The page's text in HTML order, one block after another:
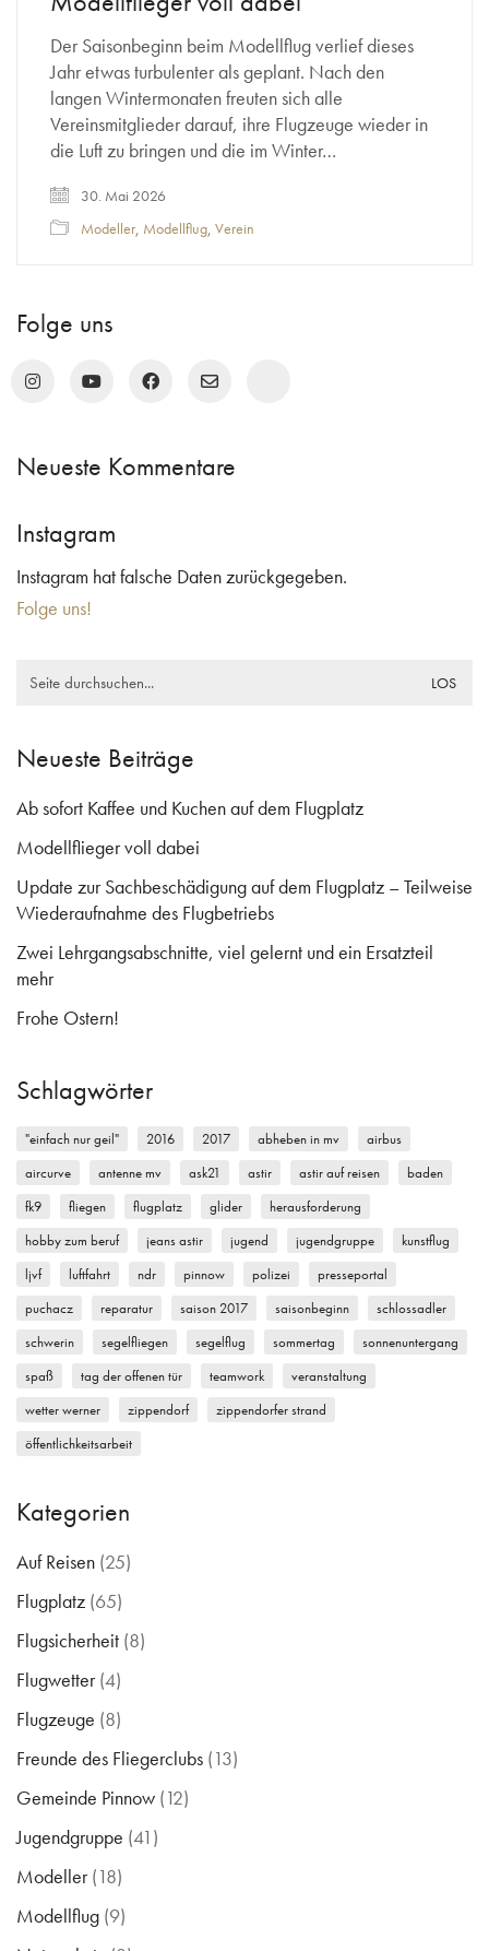
Der Saisonbeginn beim Modellflug verlief dieses
Jahr etwas turbulenter als geplant. Nach den
langen Wintermonaten freuten sich alle
Vereinsmitglieder darauf, ihre Flugzeuge wieder in
die Luft zu bringen und die im Winter…
30. Mai 2026
Modeller, Modellflug, Verein
Folge uns
Neueste Kommentare
Instagram
Instagram hat falsche Daten zurückgegeben.
Folge uns!
Search
Neueste Beiträge
Ab sofort Kaffee und Kuchen auf dem Flugplatz
Modellflieger voll dabei
Update zur Sachbeschädigung auf dem Flugplatz – Teilweise
Wiederaufnahme des Flugbetriebs
Zwei Lehrgangsabschnitte, viel gelernt und ein Ersatzteil
mehr
Frohe Ostern!
Schlagwörter
"einfach nur geil" 2016 2017 abheben in mv
airbus
aircurve
antenne mv ask21 astir astir auf reisen
baden
fk9
fliegen flugplatz glider
herausforderung
hobby zum beruf
jeans astir jugend jugendgruppe
kunstflug
ljvf
luftfahrt ndr pinnow polizei
presseportal
puchacz
reparatur saison 2017 saisonbeginn
schlossadler
schwerin
segelfliegen segelflug sommertag
sonnenuntergang
spaß
tag der offenen tür teamwork
veranstaltung
wetter werner
zippendorf
zippendorfer strand
öffentlichkeitsarbeit
Kategorien
Auf Reisen (25)
Flugplatz (65)
Flugsicherheit (8)
Flugwetter(4)
Flugzeuge (8)
Freunde des Fliegerclubs (13)
Gemeinde Pinnow (12)
Jugendgruppe (41)
Modeller(18)
Modellflug (9)